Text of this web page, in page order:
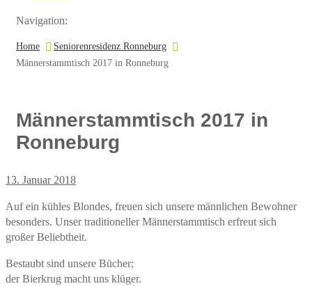
Navigation:
Home
Seniorenresidenz Ronneburg
Männerstammtisch 2017 in Ronneburg
Männerstammtisch 2017 in
Ronneburg
13. Januar 2018
Auf ein kühles Blondes, freuen sich unsere männlichen Bewohner
besonders. Unser traditioneller Männerstammtisch erfreut sich
großer Beliebtheit.
Bestaubt sind unsere Bücher;
der Bierkrug macht uns klüger.